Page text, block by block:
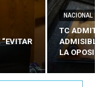
NACIONAL
TC ADMITE
ADMISIBLES
LA